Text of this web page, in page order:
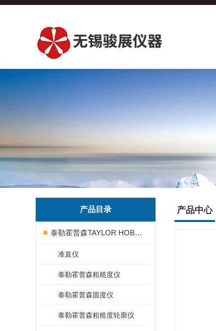
产品目录
泰勒霍普森TAYLOR HOBSON粗糙度仪
准直仪
泰勒霍普森粗糙度仪
泰勒霍普森圆度仪
泰勒霍普森粗糙度轮廓仪
产品中心